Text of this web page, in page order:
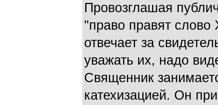
Провозглашая
"право правят слово
отвечает за
уважать их, надо
Священник
катехизацией. Он